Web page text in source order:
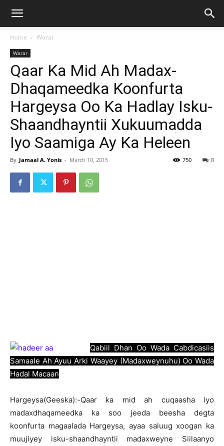
Home Warar
Warar
Qaar Ka Mid Ah Madax-
Dhaqameedka Koonfurta
Hargeysa Oo Ka Hadlay Isku-
Shaandhayntii Xukuumadda
Iyo Saamiga Ay Ka Heleen
By Jamaal A. Yonis - March 10, 2015 0
750
Qabiil Dhan Oo Wada Cabdicasiis
Samaale Ah Ayuu Arki Waayey (Madaxweynuhu) Oo Wada
Hadal Macaan
Hargeysa(Geeska):-Qaar ka mid ah cuqaasha iyo
madaxdhaqameedka ka soo jeeda beesha degta
koonfurta magaalada Hargeysa, ayaa saluug xoogan ka
muujiyey isku-shaandhayntii madaxweyne Siilaanyo